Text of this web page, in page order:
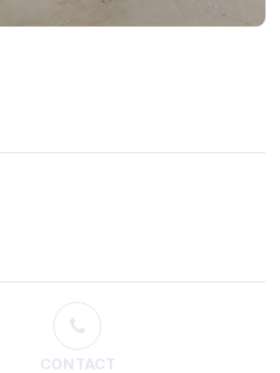
CONTACT